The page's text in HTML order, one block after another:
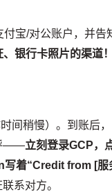
宝/对公账户，并告
银行卡照片的渠道！
间稍慢）。到账后，
——立刻登录GCP，
着“Credit from [服
系对方。